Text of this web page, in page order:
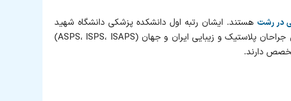
در رشت هستند. ایشان رتبه اول دانشکده پزشکی دانشگاه شهید
بهشتی تهران و رتبه ممتاز در فوق تخصصی جراحی پلاستیک و زیبایی کشور را کسب کرده‌اند. دکتر فدایی نائینی عضو انجمن جراحان پلاستیک و زیبایی ایران و جهان (ASPS، ISPS، ISAPS)
دارند.